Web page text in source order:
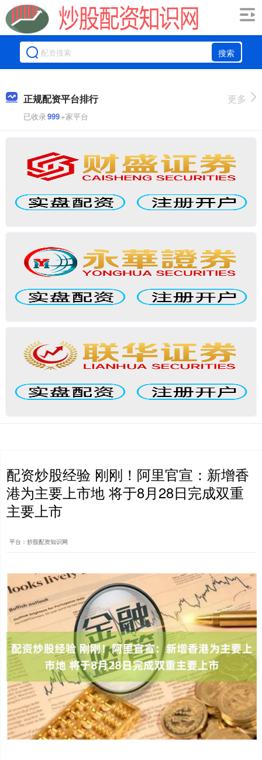
搜索
正规配资平台排行
已收录999+家平台
更多
配资炒股经验 刚刚！阿里官宣：新增香
港为主要上市地 将于8月28日完成双重
主要上市
平台：炒股配资知识网